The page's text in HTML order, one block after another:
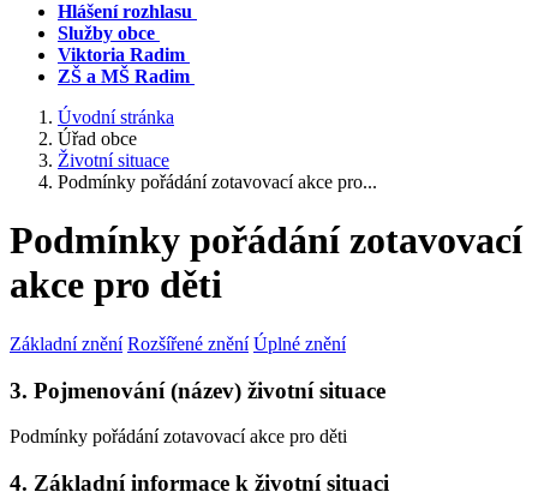
Hlášení rozhlasu
Služby obce
Viktoria Radim
ZŠ a MŠ Radim
Úvodní stránka
Úřad obce
Životní situace
Podmínky pořádání zotavovací akce pro...
Podmínky pořádání zotavovací
akce pro děti
Základní znění Rozšířené znění Úplné znění
3. Pojmenování (název) životní situace
Podmínky pořádání zotavovací akce pro děti
4. Základní informace k životní situaci